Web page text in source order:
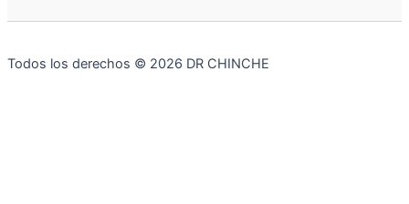
Todos los derechos © 2026 DR CHINCHE